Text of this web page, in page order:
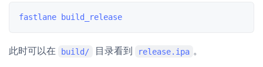
此时可以在 build/ 目录看到 release.ipa 。